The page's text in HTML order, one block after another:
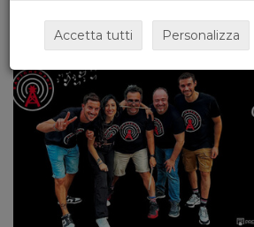
Accetta tutti Personalizza